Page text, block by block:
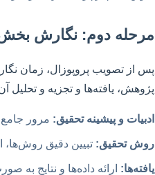
مرحله دوم: نگارش
پس از تصویب پروپوزال، زمان
پژوهش، یافته‌ها و تجزیه و تحلیل
ادبیات و پیشینه تحقیق: مرور
روش تحقیق: تبیین دقیق روش‌ها،
یافته‌ها: ارائه داده‌ها و نتایج به